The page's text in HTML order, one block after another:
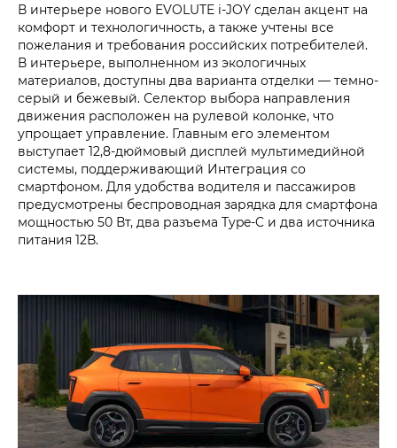
В интерьере нового EVOLUTE i‑JOY сделан акцент на
комфорт и технологичность, а также учтены все
пожелания и требования российских потребителей.
В интерьере, выполненном из экологичных
материалов, доступны два варианта отделки — темно-
серый и бежевый. Селектор выбора направления
движения расположен на рулевой колонке, что
упрощает управление. Главным его элементом
выступает 12,8-дюймовый дисплей мультимедийной
системы, поддерживающий Интеграция со
смартфоном. Для удобства водителя и пассажиров
предусмотрены беспроводная зарядка для смартфона
мощностью 50 Вт, два разъема Type-C и два источника
питания 12В.